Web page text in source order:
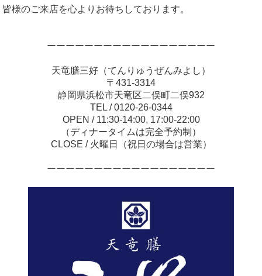
皆様のご来店を心よりお待ちしております。
ーーーーーーーーーーーーーーーーーー
天竜膳三好（てんりゅうぜんみよし）
〒431-3314
静岡県浜松市天竜区二俣町二俣932
TEL / 0120-26-0344
OPEN / 11:30-14:00, 17:00-22:00
（ディナータイムは完全予約制）
CLOSE / 火曜日（祝日の場合は営業）
ーーーーーーーーーーーーーーーーーー